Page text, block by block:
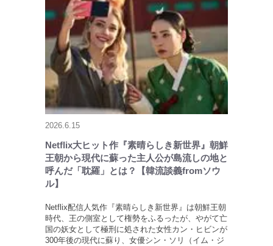
2026.6.15
Netflix大ヒット作『素晴らしき新世界』朝鮮
王朝から現代に蘇った主人公が島流しの地と
呼んだ「耽羅」とは？【韓流談義fromソウ
ル】
Netflix配信人気作『素晴らしき新世界』は朝鮮王朝
時代、王の側室として権勢をふるったが、やがて亡
国の妖女として極刑に処された女性カン・ヒビンが
300年後の現代に蘇り、女優シン・ソリ（イム・ジ